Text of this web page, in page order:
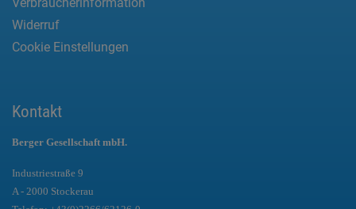
Widerruf
Cookie Einstellungen
Kontakt
Berger Gesellschaft mbH.
Industriestraße 9
A - 2000 Stockerau